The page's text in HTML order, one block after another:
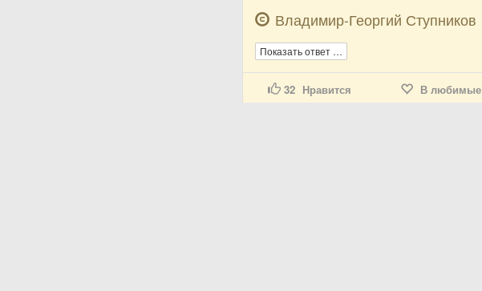
Владимир-Георгий Ступников
Показать ответ …
32 Нравится В любимые